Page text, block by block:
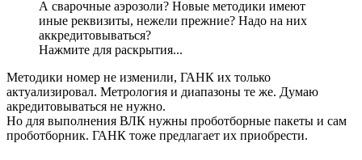
А сварочные аэрозоли? Новые методики имеют
иные реквизиты, нежели прежние? Надо на них
аккредитовываться?
Нажмите для раскрытия...
Методики номер не изменили, ГАНК их только
актуализировал. Метрология и диапазоны те же. Думаю
акредитовываться не нужно.
Но для выполнения ВЛК нужны проботборные пакеты и сам
проботборник. ГАНК тоже предлагает их приобрести.